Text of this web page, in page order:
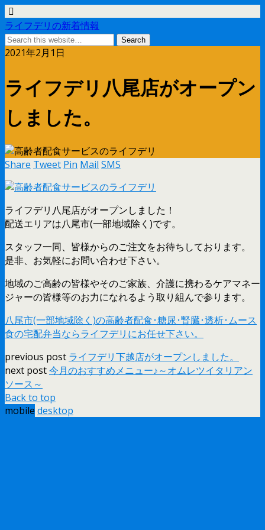
ライフデリの新着情報
2021年2月1日
ライフデリ八尾店がオープン
しました。
Share Tweet Pin Mail SMS
ライフデリ八尾店がオープンしました！
配送エリアは八尾市(一部地域除く)です。
スタッフ一同、皆様からのご注文をお待ちしております。
是非、お気軽にお問い合わせ下さい。
地域のご高齢の皆様やそのご家族、介護に携わるケアマネー
ジャーの皆様等のお力になれるよう取り組んで参ります。
八尾市(一部地域除く)の高齢者配食･糖尿･腎臓･透析･ムース
食の宅配弁当ならライフデリにお任せ下さい。
previous post ライフデリ下越店がオープンしました。
next post今月のおすすめメニュー♪～オムレツイタリアン
ソース～
Back to top
mobile desktop